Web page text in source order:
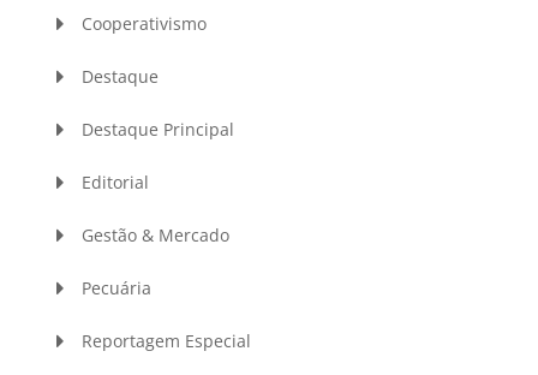
Cooperativismo
Destaque
Destaque Principal
Editorial
Gestão & Mercado
Pecuária
Reportagem Especial